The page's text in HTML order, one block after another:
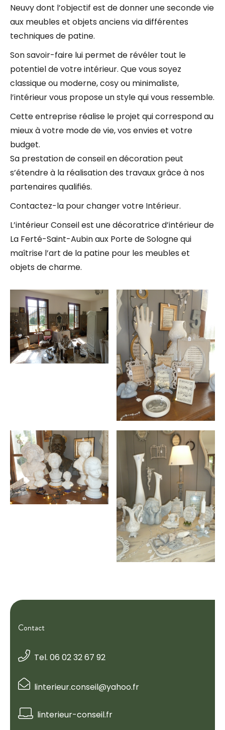
Neuvy dont l’objectif est de donner une seconde vie
aux meubles et objets anciens via différentes
techniques de patine.
Son savoir-faire lui permet de révéler tout le
potentiel de votre intérieur. Que vous soyez
classique ou moderne, cosy ou minimaliste,
l’intérieur vous propose un style qui vous ressemble.
Cette entreprise réalise le projet qui correspond au
mieux à votre mode de vie, vos envies et votre
budget.
Sa prestation de conseil en décoration peut
s’étendre à la réalisation des travaux grâce à nos
partenaires qualifiés.
Contactez-la pour changer votre Intérieur.
L’intérieur Conseil est une décoratrice d’intérieur de
La Ferté-Saint-Aubin aux Porte de Sologne qui
maîtrise l’art de la patine pour les meubles et
objets de charme.
Contact
Tel. 06 02 32 67 92
linterieur.conseil@yahoo.fr
linterieur-conseil.fr